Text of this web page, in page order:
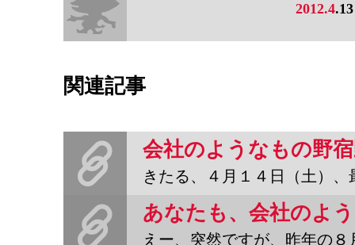
2012.4.13
関連記事
きたる、４月１４日（土）、最近せっせと会社のようなもの活動を
えー、突然ですが、昨年の８月、スバラシイ『本の雑誌』さんの社